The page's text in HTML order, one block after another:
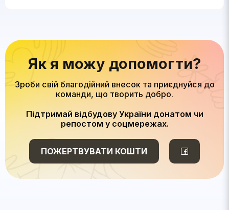
Як я можу допомогти?
Зроби свій благодійний внесок та приєднуйся до
команди, що творить добро.
Підтримай відбудову України донатом чи
репостом у соцмережах.
ПОЖЕРТВУВАТИ КОШТИ